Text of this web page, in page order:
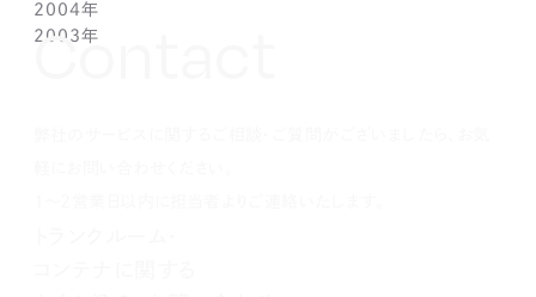
1月(1)
2月(1)
1月(1)
3月(1)
2月(1)
4月(1)
3月(1)
5月(1)
4月(1)
6月(1)
5月(1)
7月(1)
6月(1)
8月(1)
7月(1)
9月(1)
8月(1)
10月(1)
9月(1)
11月(1)
10月(1)
12月(1)
11月(1)
2004年
12月(1)
2003年
Contact